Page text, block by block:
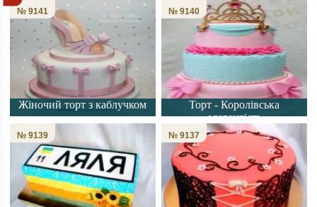
Жіночий торт з каблучком
№ 9141
Торт - Королівська
елегантість
№ 9140
№ 9139 № 9137